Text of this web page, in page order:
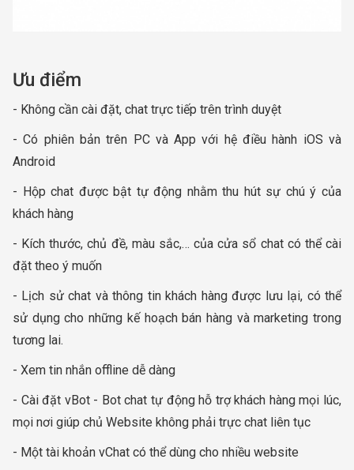
Ưu điểm
- Không cần cài đặt, chat trực tiếp trên trình duyệt
- Có phiên bản trên PC và App với hệ điều hành iOS và
Android
- Hộp chat được bật tự động nhằm thu hút sự chú ý của
khách hàng
- Kích thước, chủ đề, màu sắc,… của cửa sổ chat có thể cài
đặt theo ý muốn
- Lịch sử chat và thông tin khách hàng được lưu lại, có thể
sử dụng cho những kế hoạch bán hàng và marketing trong
tương lai.
- Xem tin nhắn offline dễ dàng
- Cài đặt vBot - Bot chat tự động hỗ trợ khách hàng mọi lúc,
mọi nơi giúp chủ Website không phải trực chat liên tục
- Một tài khoản vChat có thể dùng cho nhiều website